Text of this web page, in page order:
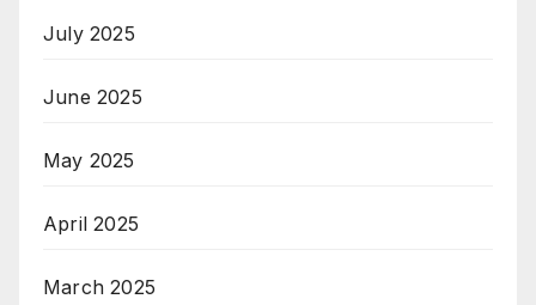
July 2025
June 2025
May 2025
April 2025
March 2025